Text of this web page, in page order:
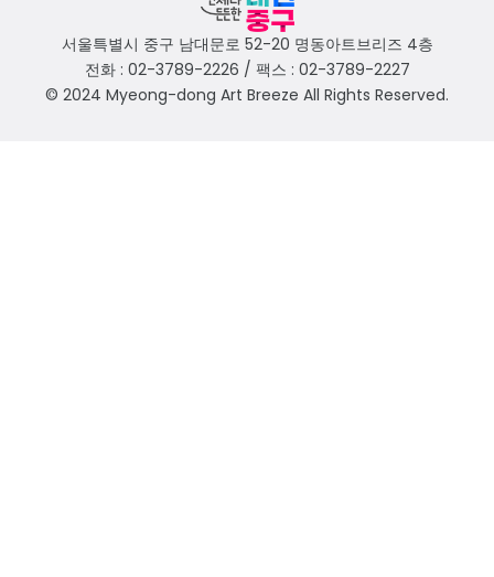
서울특별시 중구 남대문로 52-20 명동아트브리즈 4층
전화 : 02-3789-2226 / 팩스 : 02-3789-2227
© 2024 Myeong-dong Art Breeze All Rights Reserved.